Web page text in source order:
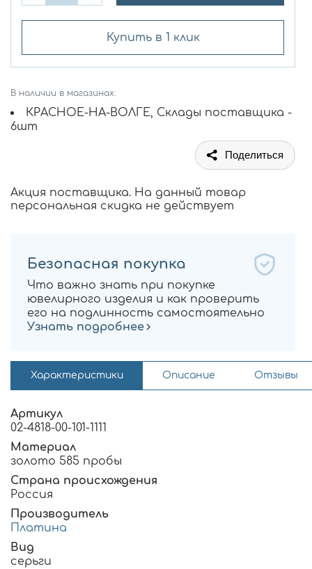
Купить в 1 клик
В наличии в магазинах:
КРАСНОЕ-НА-ВОЛГЕ, Склады поставщика -
6шт
Поделиться
Акция поставщика. На данный товар
персональная скидка не действует
Безопасная покупка
Что важно знать при покупке
ювелирного изделия и как проверить
его на подлинность самостоятельно
Узнать подробнее
Характеристики Описание Отзывы
Артикул
02-4818-00-101-1111
Материал
золото 585 пробы
Страна происхождения
Россия
Производитель
Платина
Вид
серьги